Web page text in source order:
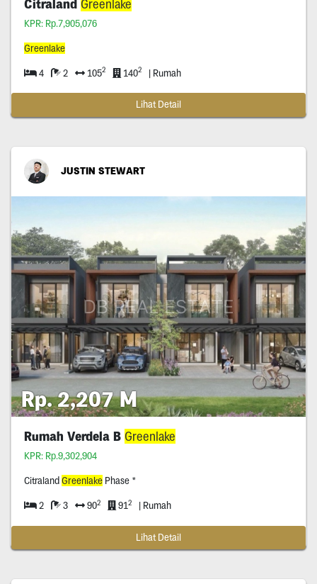
Citraland Greenlake
KPR: Rp.7,905,076
Greenlake
4 2 1052 1402 | Rumah
Lihat Detail
JUSTIN STEWART
Rp. 2,207 M
Rumah Verdela B Greenlake
KPR: Rp.9,302,904
Citraland GreenlakePhase *
2 3 902 912 | Rumah
Lihat Detail